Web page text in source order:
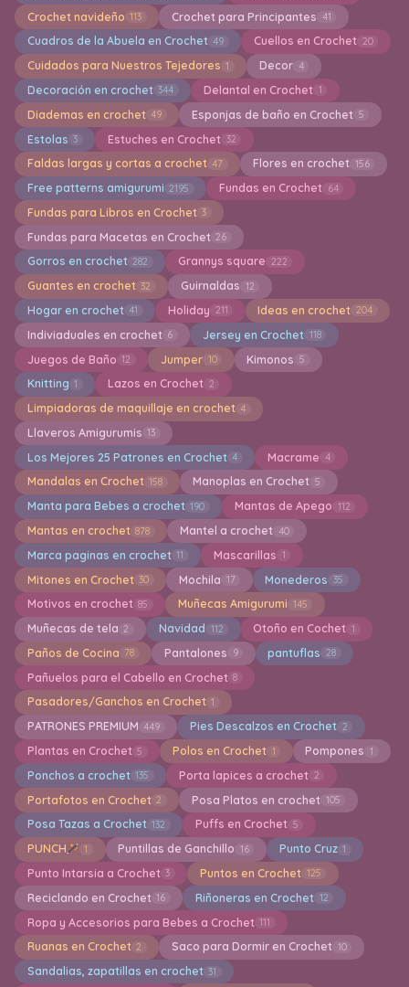
Crochet navideño 113 Crochet para Principantes 41
Cuadros de la Abuela en Crochet 49 Cuellos en Crochet 20
Cuidados para Nuestros Tejedores 1 Decor 4
Decoración en crochet 344 Delantal en Crochet 1
Diademas en crochet 49 Esponjas de baño en Crochet 5
Estolas 3 Estuches en Crochet 32
Faldas largas y cortas a crochet 47 Flores en crochet 156
Free patterns amigurumi 2195 Fundas en Crochet 64
Fundas para Libros en Crochet 3
Fundas para Macetas en Crochet 26
Gorros en crochet 282 Grannys square 222
Guantes en crochet 32 Guirnaldas 12
Hogar en crochet 41 Holiday 211 Ideas en crochet 204
Indiviaduales en crochet 6 Jersey en Crochet 118
Juegos de Baño 12 Jumper 10 Kimonos 5
Knitting 1 Lazos en Crochet 2
Limpiadoras de maquillaje en crochet 4
Llaveros Amigurumis 13
Los Mejores 25 Patrones en Crochet 4 Macrame 4
Mandalas en Crochet 158 Manoplas en Crochet 5
Manta para Bebes a crochet 190 Mantas de Apego 112
Mantas en crochet 878 Mantel a crochet 40
Marca paginas en crochet 11 Mascarillas 1
Mitones en Crochet 30 Mochila 17 Monederos 35
Motivos en crochet 85 Muñecas Amigurumi 145
Muñecas de tela 2 Navidad 112 Otoño en Cochet 1
Paños de Cocina 78 Pantalones 9 pantuflas 28
Pañuelos para el Cabello en Crochet 8
Pasadores/Ganchos en Crochet 1
PATRONES PREMIUM 449 Pies Descalzos en Crochet 2
Plantas en Crochet 5 Polos en Crochet 1 Pompones 1
Ponchos a crochet 135 Porta lapices a crochet 2
Portafotos en Crochet 2 Posa Platos en crochet 105
Posa Tazas a Crochet 132 Puffs en Crochet 5
PUNCH 1 Puntillas de Ganchillo 16 Punto Cruz 1
Punto Intarsia a Crochet 3 Puntos en Crochet 125
Reciclando en Crochet 16 Riñoneras en Crochet 12
Ropa y Accesorios para Bebes a Crochet 111
Ruanas en Crochet 2 Saco para Dormir en Crochet 10
Sandalias, zapatillas en crochet 31